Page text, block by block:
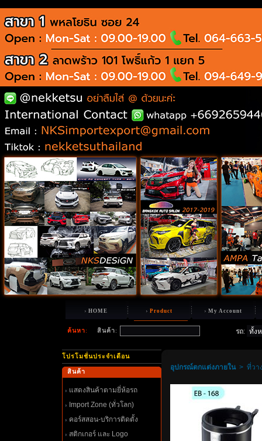
HOME Product My Account
ค้นหา: สินค้า: รถ:
ปรโมชั่นประจำเดือน
สินค้า
สดงสินค้าตามยี่ห้อรถ
Import Zone (ทั่วโลก)
คอร์สสอน-บริการติดตั้ง
สติกเกอร์ และ Logo
อุปกรณ์ตกแต่งภายใน> ที่วา